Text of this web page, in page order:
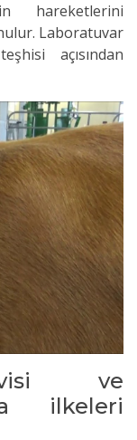
hareketlerini
Laboratuvar
açısından
ve
ilkeleri